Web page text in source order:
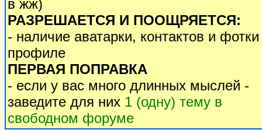
в жж)
РАЗРЕШАЕТСЯ И ПООЩРЯЕТСЯ:
- наличие аватарки, контактов и
профиле
ПЕРВАЯ ПОПРАВКА
- если у вас много длинных мыслей -
заведите для них 1 (одну) тему в
свободном форуме